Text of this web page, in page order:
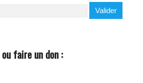
ou faire un don :